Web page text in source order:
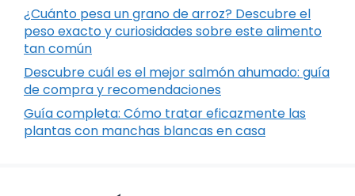
¿Cuánto pesa un grano de arroz? Descubre el
peso exacto y curiosidades sobre este alimento
tan común
Descubre cuál es el mejor salmón ahumado: guía
de compra y recomendaciones
Guía completa: Cómo tratar eficazmente las
plantas con manchas blancas en casa